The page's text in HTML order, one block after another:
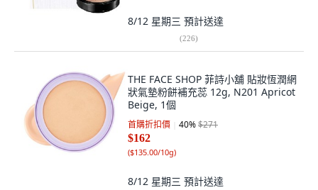
8/12 星期三 預計送達
(226)
THE FACE SHOP 菲詩小舖 貼妝恆潤網
狀氣墊粉餅補充蕊 12g, N201 Apricot
Beige, 1個
首購折扣價 40%$271
$162
($135.00/10g)
8/12 星期三 預計送達